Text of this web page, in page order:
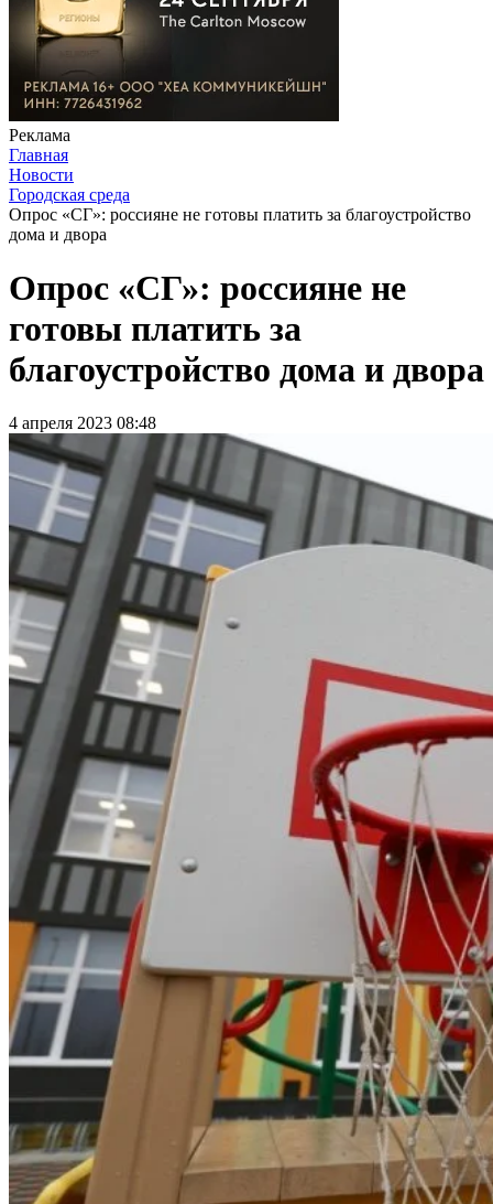
Реклама
Главная
Новости
Городская среда
Опрос «СГ»: россияне не готовы платить за благоустройство
дома и двора
Опрос «СГ»: россияне не
готовы платить за
благоустройство дома и двора
4 апреля 2023 08:48